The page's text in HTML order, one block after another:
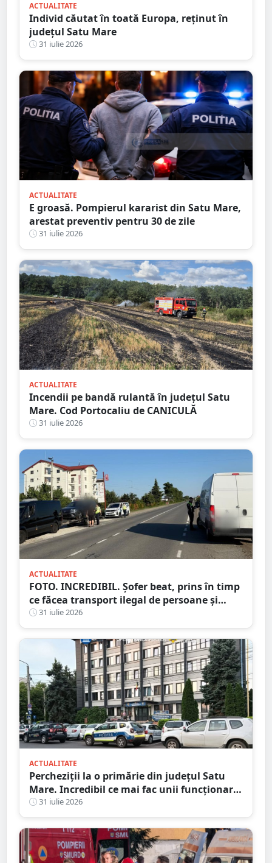
ACTUALITATE
Individ căutat în toată Europa, reținut în
județul Satu Mare
31 iulie 2026
ACTUALITATE
E groasă. Pompierul kararist din Satu Mare,
arestat preventiv pentru 30 de zile
31 iulie 2026
ACTUALITATE
Incendii pe bandă rulantă în județul Satu
Mare. Cod Portocaliu de CANICULĂ
31 iulie 2026
ACTUALITATE
FOTO. INCREDIBIL. Șofer beat, prins în timp
ce făcea transport ilegal de persoane și
reținut
31 iulie 2026
ACTUALITATE
Percheziții la o primărie din județul Satu
Mare. Incredibil ce mai fac unii funcționari
publici
31 iulie 2026